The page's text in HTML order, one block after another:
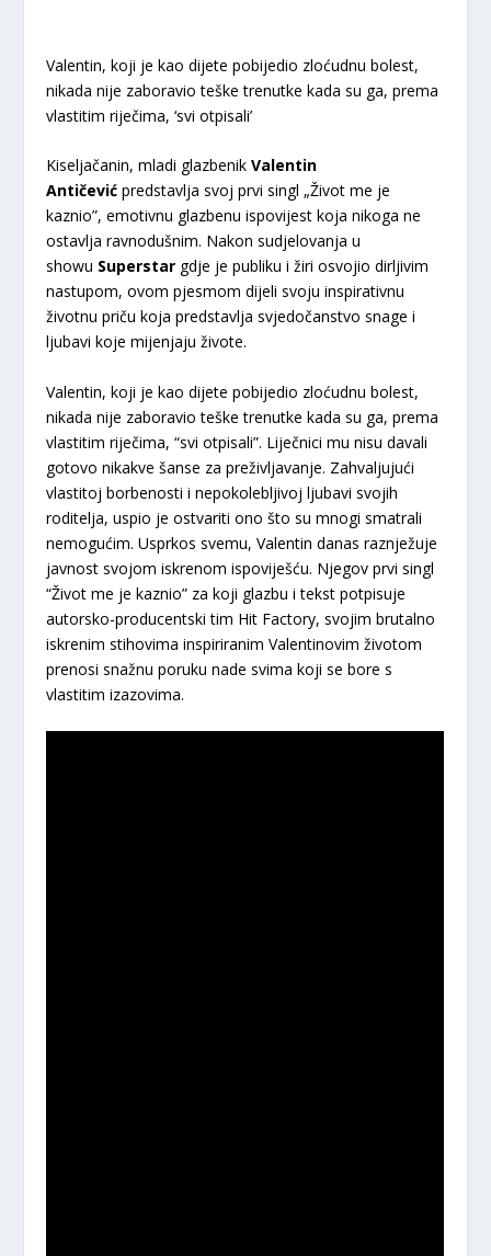
Valentin, koji je kao dijete pobijedio zloćudnu bolest,
nikada nije zaboravio teške trenutke kada su ga, prema
vlastitim riječima, ‘svi otpisali’
Kiseljačanin, mladi glazbenik Valentin
Antičević predstavlja svoj prvi singl „Život me je
kaznio”, emotivnu glazbenu ispovijest koja nikoga ne
ostavlja ravnodušnim. Nakon sudjelovanja u
showu Superstar gdje je publiku i žiri osvojio dirljivim
nastupom, ovom pjesmom dijeli svoju inspirativnu
životnu priču koja predstavlja svjedočanstvo snage i
ljubavi koje mijenjaju živote.
Valentin, koji je kao dijete pobijedio zloćudnu bolest,
nikada nije zaboravio teške trenutke kada su ga, prema
vlastitim riječima, “svi otpisali”. Liječnici mu nisu davali
gotovo nikakve šanse za preživljavanje. Zahvaljujući
vlastitoj borbenosti i nepokolebljivoj ljubavi svojih
roditelja, uspio je ostvariti ono što su mnogi smatrali
nemogućim. Usprkos svemu, Valentin danas raznježuje
javnost svojom iskrenom ispoviješću. Njegov prvi singl
“Život me je kaznio” za koji glazbu i tekst potpisuje
autorsko-producentski tim Hit Factory, svojim brutalno
iskrenim stihovima inspiriranim Valentinovim životom
prenosi snažnu poruku nade svima koji se bore s
vlastitim izazovima.